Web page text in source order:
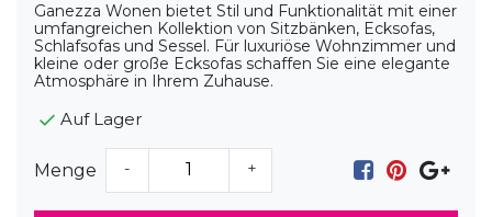
Ganezza Wonen bietet Stil und Funktionalität mit einer
umfangreichen Kollektion von Sitzbänken, Ecksofas,
Schlafsofas und Sessel. Für luxuriöse Wohnzimmer und
kleine oder große Ecksofas schaffen Sie eine elegante
Atmosphäre in Ihrem Zuhause.
Auf Lager
Menge - +